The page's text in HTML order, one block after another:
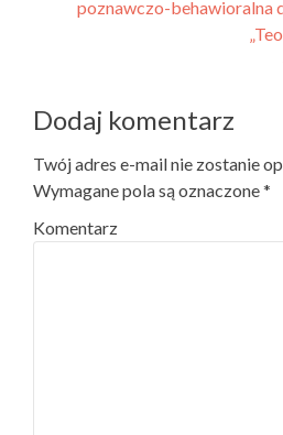
poznawczo-behawioralna
Dodaj komentarz
Twój adres e-mail nie zostanie
Wymagane pola są oznaczone*
Komentarz